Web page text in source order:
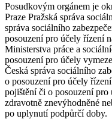
Posudkovým orgánem je
Praze Pražská správa
správa sociálního
posouzení pro účely řízení
Ministerstva práce a
posouzení pro účely
Česká správa sociálního
o posouzení pro účely
pojištění či o posouzení
zdravotně znevýhodněné
po uplynutí podpůrčí doby.